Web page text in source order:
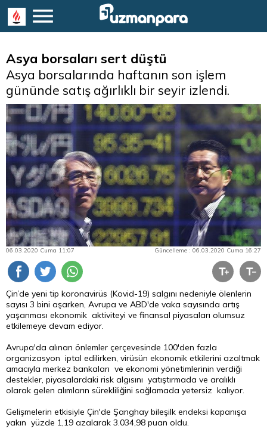
Asya borsaları sert düştü
Asya borsalarında haftanın son işlem
gününde satış ağırlıklı bir seyir izlendi.
06.03.2020 Cuma 11:07 Güncelleme : 06.03.2020 Cuma 16:27
Çin’de yeni tip koronavirüs (Kovid-19) salgını nedeniyle ölenlerin
sayısı 3 bini aşarken, Avrupa ve ABD'de vaka sayısında artış
yaşanması ekonomik aktiviteyi ve finansal piyasaları olumsuz
etkilemeye devam ediyor.
Avrupa'da alınan önlemler çerçevesinde 100'den fazla
organizasyon iptal edilirken, virüsün ekonomik etkilerini azaltmak
amacıyla merkez bankaları ve ekonomi yönetimlerinin verdiği
destekler, piyasalardaki risk algısını yatıştırmada ve aralıklı
olarak gelen alımların sürekliliğini sağlamada yetersiz kalıyor.
Gelişmelerin etkisiyle Çin'de Şanghay bileşilk endeksi kapanışa
yakın yüzde 1,19 azalarak 3.034,98 puan oldu.